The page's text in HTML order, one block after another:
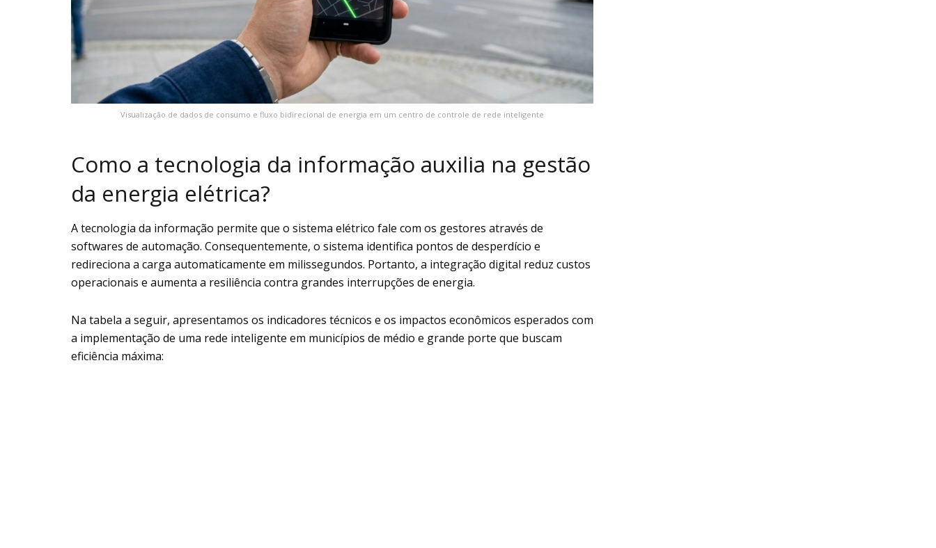
Visualização de dados de consumo e fluxo bidirecional de energia em um centro de controle de rede inteligente
Como a tecnologia da informação auxilia na gestão
da energia elétrica?
A tecnologia da informação permite que o sistema elétrico fale com os gestores através de
softwares de automação. Consequentemente, o sistema identifica pontos de desperdício e
redireciona a carga automaticamente em milissegundos. Portanto, a integração digital reduz custos
operacionais e aumenta a resiliência contra grandes interrupções de energia.
Na tabela a seguir, apresentamos os indicadores técnicos e os impactos econômicos esperados com
a implementação de uma rede inteligente em municípios de médio e grande porte que buscam
eficiência máxima: